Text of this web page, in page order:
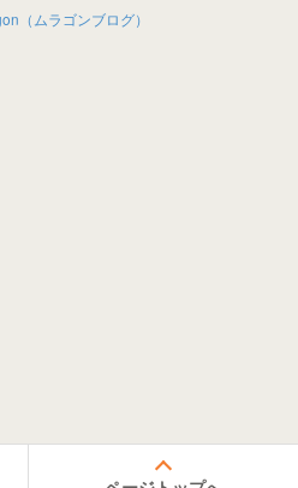
（ムラゴンブログ）